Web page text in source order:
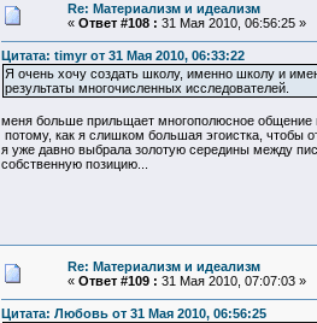
Re: Материализм и идеализм
« Ответ #108 : 31 Мая 2010, 06:56:25 »
Цитата: timyr от 31 Мая 2010, 06:33:22
Я очень хочу создать школу, именно школу и
результаты многочисленных исследователей.
меня больше прильщает многополюсное
потому, как я слишком большая эгоистка, чтобы
я уже давно выбрала золотую середины между
собственную позицию...
Re: Материализм и идеализм
« Ответ #109 : 31 Мая 2010, 07:07:03 »
Цитата: Любовь от 31 Мая 2010, 06:56:25